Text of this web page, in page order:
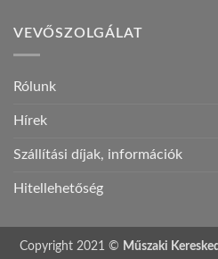
VEVŐSZOLGÁLAT
Rólunk
Hírek
Szállítási díjak, információk
Hitellehetőség
Copyright 2021 © Műszaki